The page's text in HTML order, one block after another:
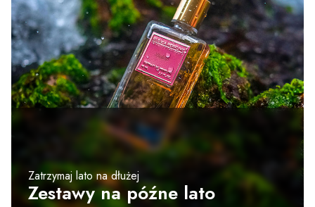
Zatrzymaj lato na dłużej
Zestawy na późne lato